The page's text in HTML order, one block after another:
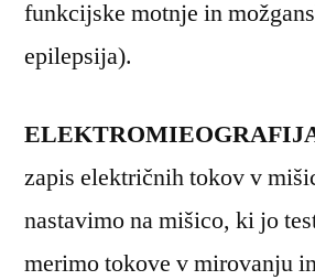
funkcijske motnje in
epilepsija).
zapis električnih tokov v
nastavimo na mišico, ki jo
merimo tokove v mirovanju